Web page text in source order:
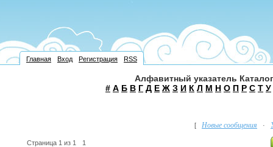
Главная Вход Регистрация RSS
Алфавитный указатель
# А Б В Г Д Е Ж З И К Л М Н О П Р С Т У
[ Новые сообщения ·
Страница 1 из 1
1